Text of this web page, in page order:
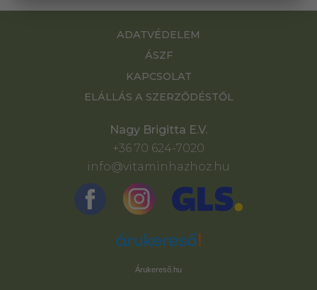
ADATVÉDELEM
ÁSZF
KAPCSOLAT
ELÁLLÁS A SZERZŐDÉSTŐL
Nagy Brigitta E.V.
+36 70 624-7020
info@vitaminhazhoz.hu
Árukereső.hu